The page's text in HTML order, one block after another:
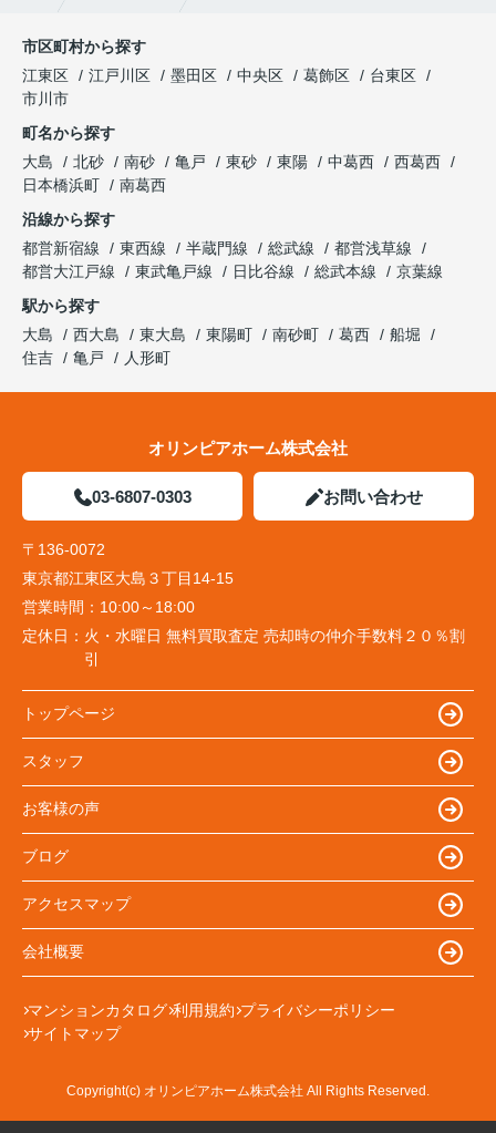
市区町村から探す
江東区
江戸川区 墨田区 中央区 葛飾区
台東区
市川市
町名から探す
大島
北砂 南砂 亀戸 東砂 東陽 中葛西
西葛西
日本橋浜町
南葛西
沿線から探す
都営新宿線
東西線 半蔵門線 総武線
都営浅草線
都営大江戸線
東武亀戸線 日比谷線 総武本線
京葉線
駅から探す
大島
西大島 東大島 東陽町 南砂町 葛西
船堀
住吉
亀戸 人形町
オリンピアホーム株式会社
03-6807-0303 お問い合わせ
〒136-0072
東京都江東区大島３丁目14-15
営業時間： 10:00～18:00
定休日： 火・水曜日 無料買取査定 売却時の仲介手数料２０％割
引
トップページ
スタッフ
お客様の声
ブログ
アクセスマップ
会社概要
マンションカタログ 利用規約 プライバシーポリシー
サイトマップ
Copyright(c) オリンピアホーム株式会社 All Rights Reserved.